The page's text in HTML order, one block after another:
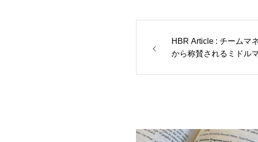
HBR Article : チームマ
から称賛されるミドル